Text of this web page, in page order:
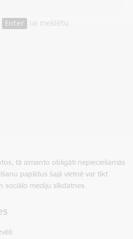
Enter lai meklētu
tā izmanto obligāti nepieciešamās
papildus šajā vietnē var tikt
sociālo mediju sīkdatnes.